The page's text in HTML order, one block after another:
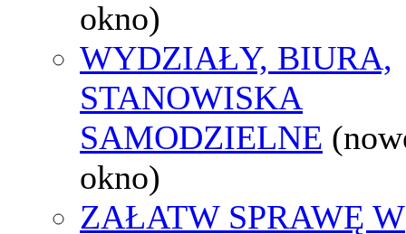
okno)
WYDZIAŁY, BIURA,
STANOWISKA
SAMODZIELNE
okno)
ZAŁATW SPRAWĘ W